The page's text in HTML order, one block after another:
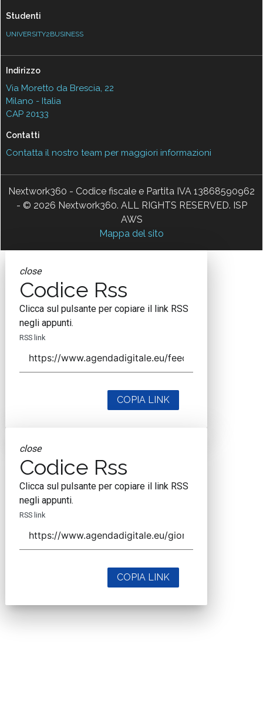
Studenti
UNIVERSITY2BUSINESS
Indirizzo
Via Moretto da Brescia, 22
Milano - Italia
CAP 20133
Contatti
Contatta il nostro team per maggiori informazioni
Nextwork360 - Codice fiscale e Partita IVA 13868590962
- © 2026 Nextwork360. ALL RIGHTS RESERVED. ISP
AWS
Mappa del sito
close
Codice Rss
Clicca sul pulsante per copiare il link RSS
negli appunti.
RSS link
COPIA LINK
close
Codice Rss
Clicca sul pulsante per copiare il link RSS
negli appunti.
RSS link
COPIA LINK